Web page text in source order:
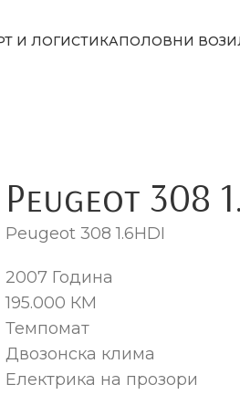
И ЛОГИСТИКАПОЛОВНИ
Peugeot 308
Peugeot 308 1.6HDI
2007 Година
195.000 КМ
Темпомат
Двозонска клима
Електрика на прозори